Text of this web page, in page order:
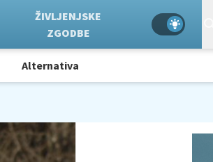
ŽIVLJENJSKE
ZGODBE
Alternativa